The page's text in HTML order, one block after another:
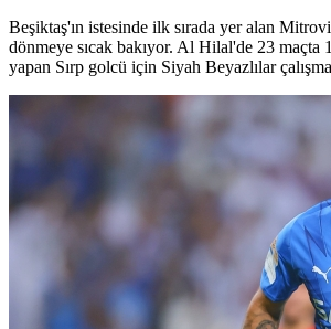
Beşiktaş'ın istesinde ilk sırada yer alan
dönmeye sıcak bakıyor. Al Hilal'de 23 maçta
yapan Sırp golcü için Siyah Beyazlılar